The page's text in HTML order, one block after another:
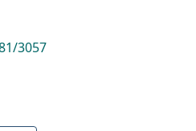
3057